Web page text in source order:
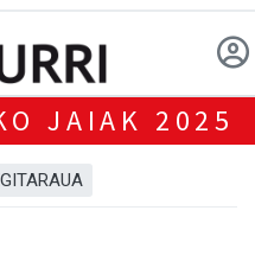
JAIAK 2025